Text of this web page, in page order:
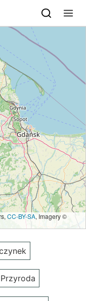
CC-BY-SA, Imagery ©
Przyroda